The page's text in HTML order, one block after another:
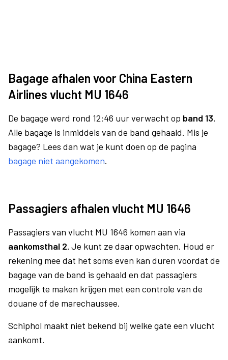
Bagage afhalen voor China Eastern
Airlines vlucht MU 1646
De bagage werd rond 12:46 uur verwacht op band 13.
Alle bagage is inmiddels van de band gehaald. Mis je
bagage? Lees dan wat je kunt doen op de pagina
bagage niet aangekomen.
Passagiers afhalen vlucht MU 1646
Passagiers van vlucht MU 1646 komen aan via
aankomsthal 2. Je kunt ze daar opwachten. Houd er
rekening mee dat het soms even kan duren voordat de
bagage van de band is gehaald en dat passagiers
mogelijk te maken krijgen met een controle van de
douane of de marechaussee.
Schiphol maakt niet bekend bij welke gate een vlucht
aankomt.